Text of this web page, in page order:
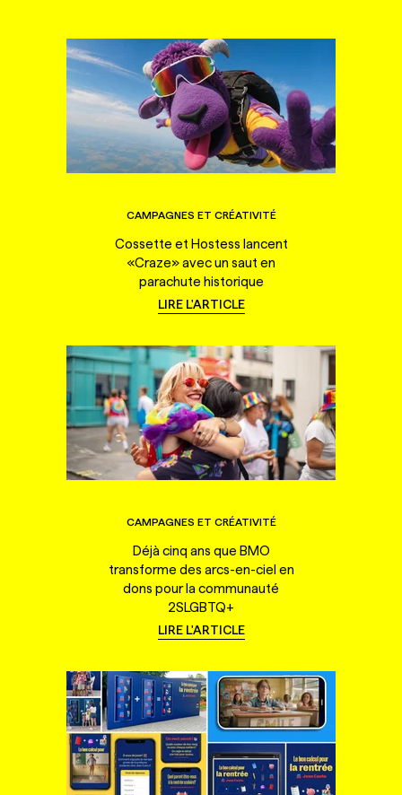
CAMPAGNES ET CRÉATIVITÉ
Cossette et Hostess lancent
«Craze» avec un saut en
parachute historique
LIRE L'ARTICLE
CAMPAGNES ET CRÉATIVITÉ
Déjà cinq ans que BMO
transforme des arcs-en-ciel en
dons pour la communauté
2SLGBTQ+
LIRE L'ARTICLE